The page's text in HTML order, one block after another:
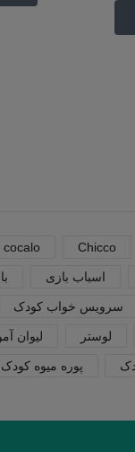
Chicco
cocalo
اسباب بازی
سرویس خواب کودک
لوستر لیوان
پوره میوه کودک